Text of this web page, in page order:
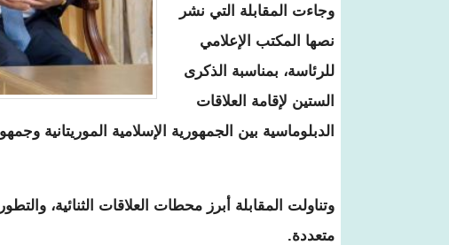
وجاءت المقابلة التي نشر
نصها المكتب الإعلامي
للرئاسة، بمناسبة الذكرى
الستين لإقامة العلاقات
الدبلوماسية بين الجمهورية الإسلامية الموريتانية
وتناولت المقابلة أبرز محطات العلاقات الثنائية،
متعددة.